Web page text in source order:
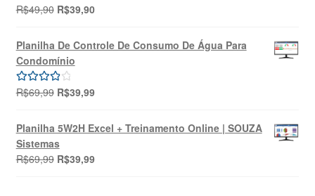
Avaliação
R$49,90 O
original
era:
R$49,90.
R$39,90O
atual
é:
Planilha De Controle De Consumo De Água Para
Condomínio
Avaliação
R$69,99 O
original
era:
R$69,99.
R$39,99O
atual
é:
Planilha 5W2H Excel + Treinamento Online | SOUZA
Sistemas
R$69,99 O
R$39,99O